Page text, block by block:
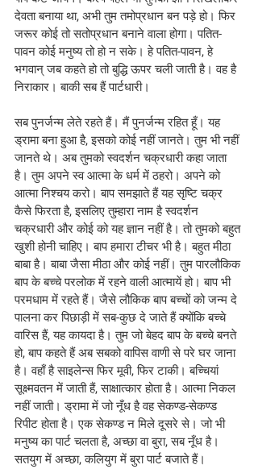
देवता बनाया था, अभी तुम तमोप्रधान बन पड़े हो। फिर
जरूर कोई तो सतोप्रधान बनाने वाला होगा। पतित-
पावन कोई मनुष्य तो हो न सके। हे पतित-पावन, हे
भगवान् जब कहते हो तो बुद्धि ऊपर चली जाती है। वह है
निराकार। बाकी सब हैं पार्टधारी।
सब पुनर्जन्म लेते रहते हैं। मैं पुनर्जन्म रहित हूँ। यह
ड्रामा बना हुआ है, इसको कोई नहीं जानते। तुम भी नहीं
जानते थे। अब तुमको स्वदर्शन चक्रधारी कहा जाता
है। तुम अपने स्व आत्मा के धर्म में ठहरो। अपने को
आत्मा निश्चय करो। बाप समझाते हैं यह सृष्टि चक्र
कैसे फिरता है, इसलिए तुम्हारा नाम है स्वदर्शन
चक्रधारी और कोई को यह ज्ञान नहीं है। तो तुमको बहुत
खुशी होनी चाहिए। बाप हमारा टीचर भी है। बहुत मीठा
बाबा है। बाबा जैसा मीठा और कोई नहीं। तुम पारलौकिक
बाप के बच्चे परलोक में रहने वाली आत्मायें हो। बाप भी
परमधाम में रहते हैं। जैसे लौकिक बाप बच्चों को जन्म दे
पालना कर पिछाड़ी में सब-कुछ दे जाते हैं क्योंकि बच्चे
वारिस हैं, यह कायदा है। तुम जो बेहद बाप के बच्चे बनते
हो, बाप कहते हैं अब सबको वापिस वाणी से परे घर जाना
है। वहाँ है साइलेन्स फिर मूवी, फिर टाकी। बच्चियां
सूक्ष्मवतन में जाती हैं, साक्षात्कार होता है। आत्मा निकल
नहीं जाती। ड्रामा में जो नूँध है वह सेकण्ड-सेकण्ड
रिपीट होता है। एक सेकण्ड न मिले दूसरे से। जो भी
मनुष्य का पार्ट चलता है, अच्छा वा बुरा, सब नूँध है।
सतयुग में अच्छा, कलियुग में बुरा पार्ट बजाते हैं।